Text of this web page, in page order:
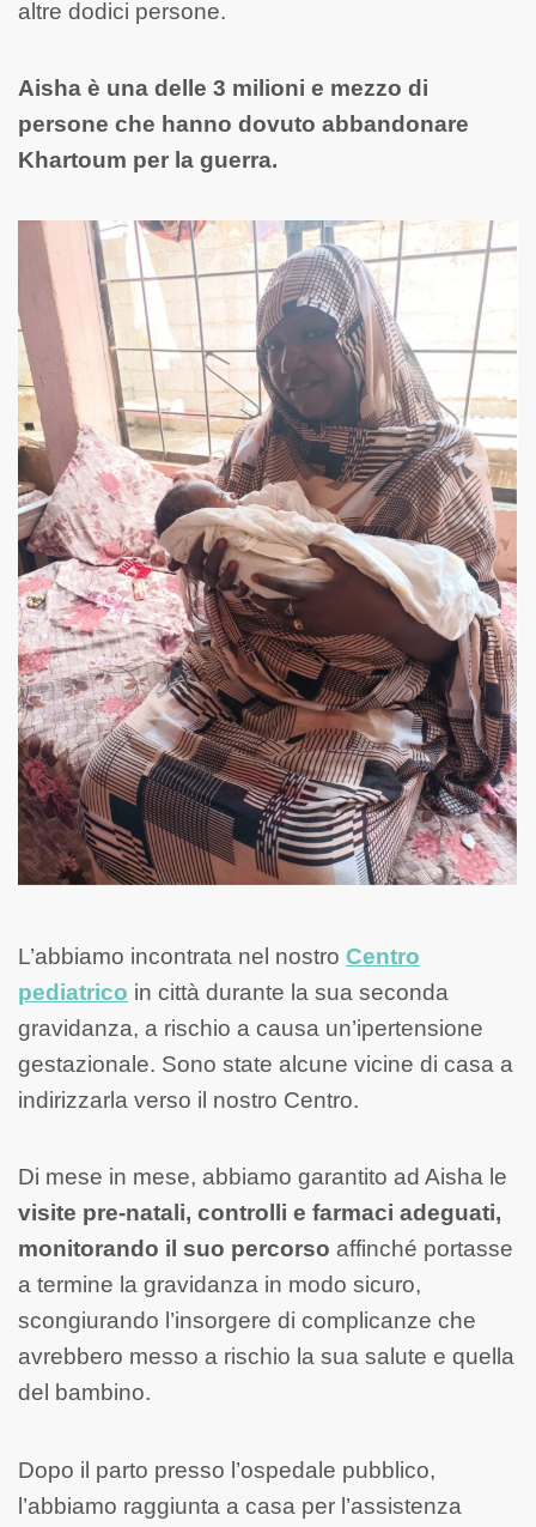
altre dodici persone.
Aisha è una delle 3 milioni e mezzo di
persone che hanno dovuto abbandonare
Khartoum per la guerra.
L’abbiamo incontrata nel nostro Centro
pediatrico in città durante la sua seconda
gravidanza, a rischio a causa un’ipertensione
gestazionale. Sono state alcune vicine di casa a
indirizzarla verso il nostro Centro.
Di mese in mese, abbiamo garantito ad Aisha le
visite pre-natali, controlli e farmaci adeguati,
monitorando il suo percorso affinché portasse
a termine la gravidanza in modo sicuro,
scongiurando l’insorgere di complicanze che
avrebbero messo a rischio la sua salute e quella
del bambino.
Dopo il parto presso l’ospedale pubblico,
l’abbiamo raggiunta a casa per l’assistenza